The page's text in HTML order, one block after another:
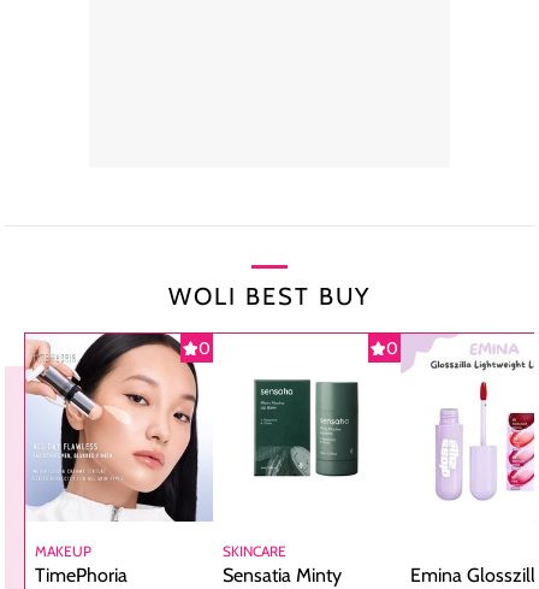
WOLI BEST BUY
0
MAKEUP
TimePhoria
0
SKINCARE
Sensatia Minty
Emina